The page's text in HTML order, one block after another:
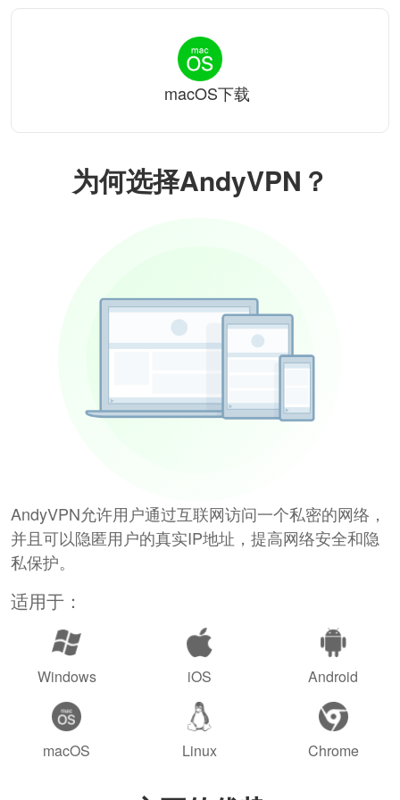
为何选择AndyVPN？
AndyVPN允许用户通过互联网访问一个私密的网络，
并且可以隐匿用户的真实IP地址，提高网络安全和隐
私保护。
适用于：
Windows iOS Android
macOS Linux Chrome
macOS下载